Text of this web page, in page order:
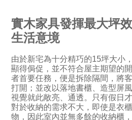
實木家具發揮最大坪
生活意境
由於新宅為十分精巧的15坪大小
顯得侷促，並不符合屋主期望的
者首要任務，便是拆除隔間，將
打開；並改以落地書櫃、造型屏
視覺就此敞亮、通透。只有假日
對於收納的需求不大，即使是衣
物，因此室內並無多餘的收納櫃